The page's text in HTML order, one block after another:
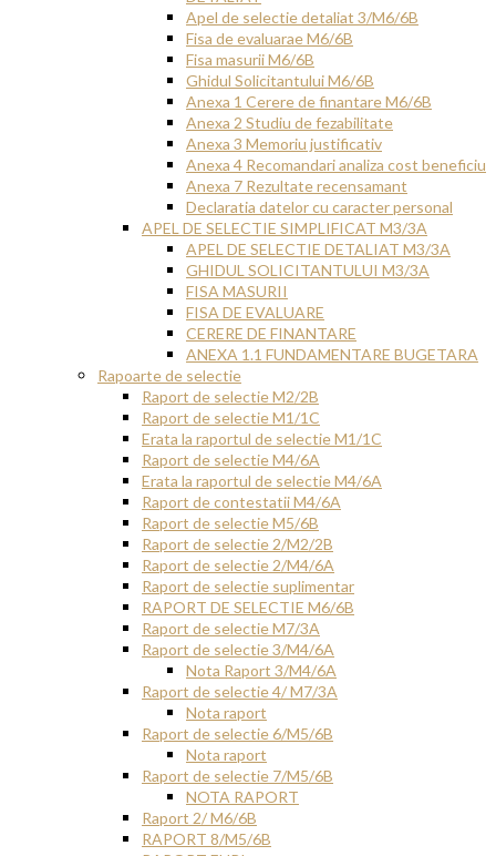
Apel de selectie detaliat 3/M6/6B
Fisa de evaluarae M6/6B
Fisa masurii M6/6B
Ghidul Solicitantului M6/6B
Anexa 1 Cerere de finantare M6/6B
Anexa 2 Studiu de fezabilitate
Anexa 3 Memoriu justificativ
Anexa 4 Recomandari analiza cost beneficiu
Anexa 7 Rezultate recensamant
Declaratia datelor cu caracter personal
APEL DE SELECTIE SIMPLIFICAT M3/3A
APEL DE SELECTIE DETALIAT M3/3A
GHIDUL SOLICITANTULUI M3/3A
FISA MASURII
FISA DE EVALUARE
CERERE DE FINANTARE
ANEXA 1.1 FUNDAMENTARE BUGETARA
Rapoarte de selectie
Raport de selectie M2/2B
Raport de selectie M1/1C
Erata la raportul de selectie M1/1C
Raport de selectie M4/6A
Erata la raportul de selectie M4/6A
Raport de contestatii M4/6A
Raport de selectie M5/6B
Raport de selectie 2/M2/2B
Raport de selectie 2/M4/6A
Raport de selectie suplimentar
RAPORT DE SELECTIE M6/6B
Raport de selectie M7/3A
Raport de selectie 3/M4/6A
Nota Raport 3/M4/6A
Raport de selectie 4/ M7/3A
Nota raport
Raport de selectie 6/M5/6B
Nota raport
Raport de selectie 7/M5/6B
NOTA RAPORT
Raport 2/ M6/6B
RAPORT 8/M5/6B